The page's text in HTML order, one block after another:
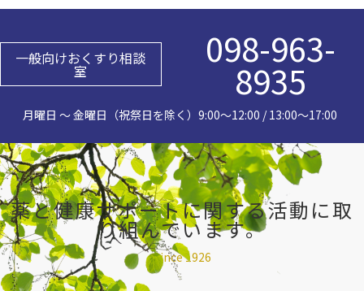
一般向けおくすり相談
室 098-963-
8935
月曜日 〜 金曜日（祝祭日を除く） 9:00～12:00 / 13:00～17:00
薬と健康サポートに関する活動に取
り組んでいます。
Since 1926